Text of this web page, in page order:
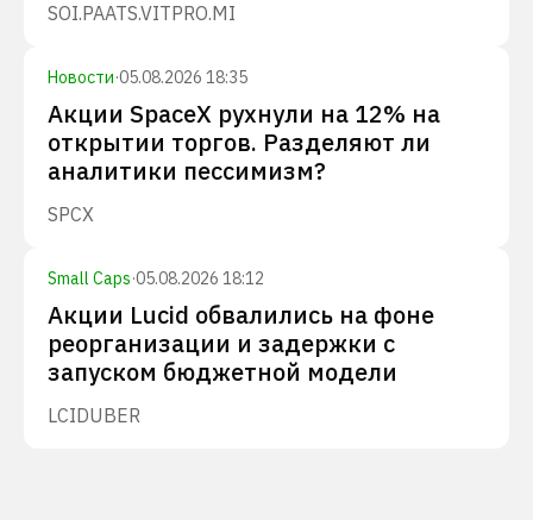
SOI.PAATS.VITPRO.MI
Новости·05.08.2026 18:35
Акции SpaceX рухнули на 12% на
открытии торгов. Разделяют ли
аналитики пессимизм?
SPCX
Small Caps·05.08.2026 18:12
Акции Lucid обвалились на фоне
реорганизации и задержки с
запуском бюджетной модели
LCIDUBER